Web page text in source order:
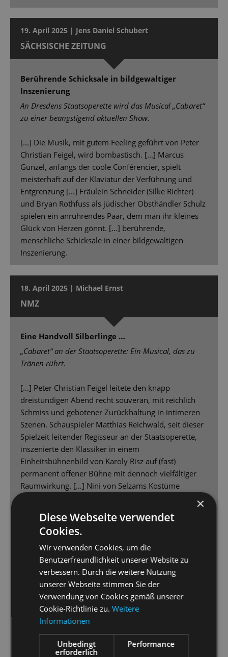
19. April 2025 | Jens Daniel Schubert
SÄCHSISCHE ZEITUNG
Berührende Schicksale in bildgewaltiger
Inszenierung
An Dresdens Staatsoperette wird das Musical „Cabaret“
zu einer beängstigend aktuellen Show.
[...] Die Musik, mit gutem Feeling geführt von Peter
Christian Feigel, wird bombastisch. [...] Marcus
Günzel, anfangs der coole Conférencier, spielt
meisterhaft auf der Klaviatur der Verführung und
Entgrenzung [...] Fräulein Schneider (Silke Richter)
und Bryan Rothfuss als jüdischer Obsthändler Schulz
spielen ein anrührendes Paar, dem man ihr kleines
Glück von Herzen gönnt. [...] berührende,
menschliche Schicksale in einer bildgewaltigen
Inszenierung.
18. April 2025 | Michael Ernst
NMZ
Eine Handvoll Silberlinge …
„Cabaret“ an der Staatsoperette: Ein Musical, das zu
Tränen rührt.
[...] Peter Christian Feigel leitete den knapp
dreistündigen Abend recht souverän, mit reichlich
Schmiss und gebotener Zurückhaltung in intimeren
Szenen. Schauspieler Matthias Reichwald, seit dieser
Spielzeit leitender Regisseur an der Staatsoperette,
inszenierte den Klassiker in einem
Einheitsbühnenbild von Karoly Risz auf (fast)
permanent offener Bühne mit dennoch vielfältiger
Raumwirkung. […] Nini von Selzams Kostüme
[...] Aswintha Vermeulen als Sally Bowles erweist sich
als wildes Energiebündel mit Spielfreude und auch
zarten Seiten, ihre Stimme steckt voller Soul [...]
Dabei müssen sich Kaya Loewe als umtriebiges
Fräulein Kost sowie Nina Kemptner und Jeannette
Oswald keineswegs verstecken. Silke Richter gibt eine
lebenskluge Vermieterin mit vokaler Weisheit,
während Bryan Rothfuss als spätverliebter Schultz
der tragische Verlierer ist. Adrian Djokić als
jungenhafter Clifford sowie Gero Wendorff als
zunehmend beängstigender Ernst Ludwig entwickeln
höchst unterschiedliche Charaktere und lassen ihre
×
Diese Webseite verwendet
Cookies.
Wir verwenden Cookies, um die
Benutzerfreundlichkeit unserer Website zu
verbessern. Durch die weitere Nutzung
unserer Webseite stimmen Sie der
Verwendung von Cookies gemäß unserer
Cookie-Richtlinie zu.Weitere
Informationen
Unbedingt
erforderlich
Performance